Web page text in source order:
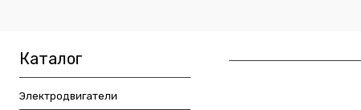
Каталог
Электродвигатели